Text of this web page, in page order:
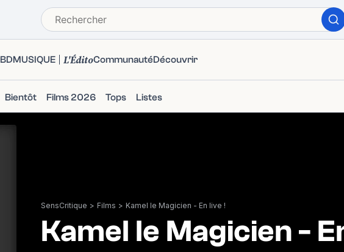
BDMUSIQUE L'ÉditoCommunautéDécouvrir
Bientôt Films 2026 Tops Listes
SensCritique > Films > Kamel le Magicien - En live !
Kamel le Magicien -